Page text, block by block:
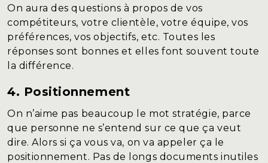
On aura des questions à propos de vos
compétiteurs, votre clientèle, votre équipe, vos
préférences, vos objectifs, etc. Toutes les
réponses sont bonnes et elles font souvent toute
la différence.
4. Positionnement
On n’aime pas beaucoup le mot stratégie, parce
que personne ne s’entend sur ce que ça veut
dire. Alors si ça vous va, on va appeler ça le
positionnement. Pas de longs documents inutiles